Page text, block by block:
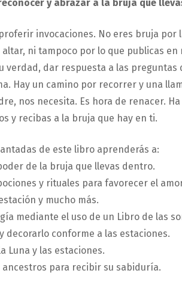
y abrazar a la bruja que
invocaciones. No eres bruja por
ni tampoco por lo que publicas en
verdad, dar respuesta a las preguntas
Hay un camino por recorrer y una
nos necesita. Es hora de renacer.
y recibas a la bruja que hay en ti.
de este libro aprenderás a:
de la bruja que llevas dentro.
y rituales para favorecer el
y mucho más.
mediante el uso de un Libro de las
decorarlo conforme a las estaciones.
Luna y las estaciones.
ancestros para recibir su sabiduría.